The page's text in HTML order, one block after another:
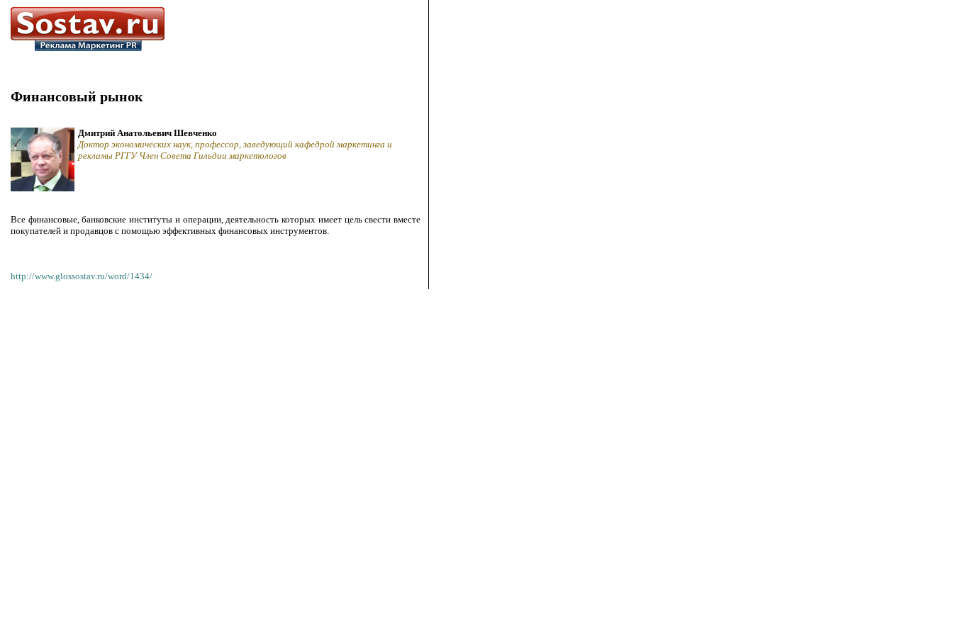
Финансовый рынок
Дмитрий Анатольевич Шевченко
Доктор экономических наук, профессор, заведующий кафедрой маркетинга и
рекламы РГГУ Член Совета Гильдии маркетологов
Все финансовые, банковские институты и операции, деятельность которых имеет цель свести вместе
покупателей и продавцов с помощью эффективных финансовых инструментов.
http://www.glossostav.ru/word/1434/